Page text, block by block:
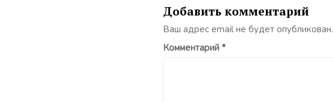
Добавить комментарий
Ваш адрес email не будет опубликован.
Комментарий *